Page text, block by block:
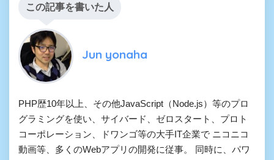
この記事を書いた人
Jun yonaha
PHP歴10年以上、その他JavaScript（Node.js）等のプロ
グラミングを使い、サイバード、ゼロスタート、プロト
コーポレーション、ドワンゴ等の大手IT企業で ニコニコ
動画等、多くのWebアプリの開発に従事。 同時に、パワ